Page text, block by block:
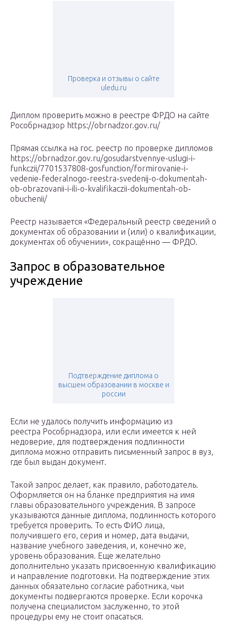
Проверка и отзывы о сайте
uledu.ru
Диплом проверить можно в реестре ФРДО на сайте
Рособрнадзор https://obrnadzor.gov.ru/
Прямая ссылка на гос. реестр по проверке дипломов
https://obrnadzor.gov.ru/gosudarstvennye-uslugi-i-
funkczii/7701537808-gosfunction/formirovanie-i-
vedenie-federalnogo-reestra-svedenij-o-dokumentah-
ob-obrazovanii-i-ili-o-kvalifikaczii-dokumentah-ob-
obuchenii/
Реестр называется «Федеральный реестр сведений о
документах об образовании и (или) о квалификации,
документах об обучении», сокращённо — ФРДО.
Запрос в образовательное
учреждение
Подтверждение диплома о
высшем образовании в москве и
россии
Если не удалось получить информацию из
реестра Рособрнадзора, или если имеется к ней
недоверие, для подтверждения подлинности
диплома можно отправить письменный запрос в вуз,
где был выдан документ.
Такой запрос делает, как правило, работодатель.
Оформляется он на бланке предприятия на имя
главы образовательного учреждения. В запросе
указываются данные диплома, подлинность которого
требуется проверить. То есть ФИО лица,
получившего его, серия и номер, дата выдачи,
название учебного заведения, и, конечно же,
уровень образования. Еще желательно
дополнительно указать присвоенную квалификацию
и направление подготовки. На подтверждение этих
данных обязательно согласие работника, чьи
документы подвергаются проверке. Если корочка
получена специалистом заслуженно, то этой
процедуры ему не стоит опасаться.